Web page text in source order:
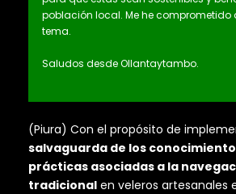
población local. Me he comprometido
tema.
Saludos desde Ollantaytambo.
(Piura) Con el propósito de
salvaguarda de los
prácticas asociadas a la
tradicional en veleros artesanales